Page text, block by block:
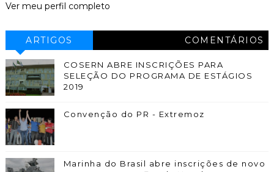
Ver meu perfil completo
ARTIGOS COMENTÁRIOS
COSERN ABRE INSCRIÇÕES PARA
SELEÇÃO DO PROGRAMA DE ESTÁGIOS
2019
Convenção do PR - Extremoz
Marinha do Brasil abre inscrições de novo